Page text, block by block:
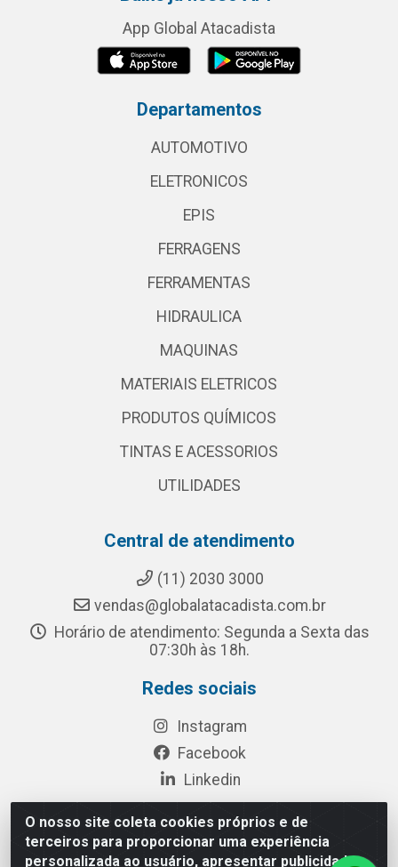
O nosso site coleta cookies próprios e de
terceiros para proporcionar uma experiência
personalizada ao usuário, apresentar publicidade
App Global Atacadista
Departamentos
AUTOMOTIVO
ELETRONICOS
EPIS
FERRAGENS
FERRAMENTAS
HIDRAULICA
MAQUINAS
MATERIAIS ELETRICOS
PRODUTOS QUÍMICOS
TINTAS E ACESSORIOS
UTILIDADES
Central de atendimento
(11) 2030 3000
vendas@globalatacadista.com.br
Horário de atendimento: Segunda a Sexta das
07:30h às 18h.
Redes sociais
Instagram
Facebook
Linkedin
Rua Chipuê, 117 - S. Miguel Paulista São Paulo/SP - CEP